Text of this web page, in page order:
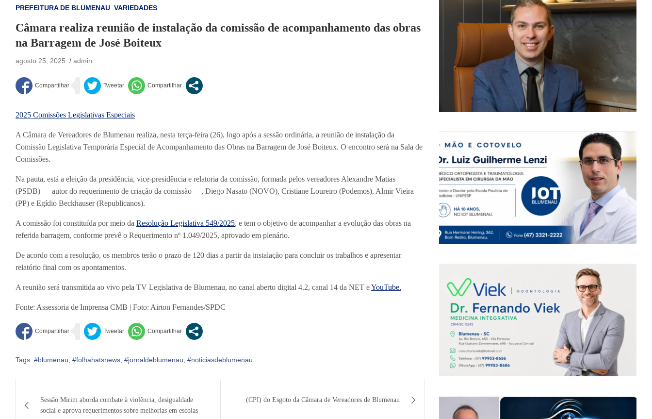
PREFEITURA DE BLUMENAU VARIEDADES
Câmara realiza reunião de instalação da comissão de acompanhamento das obras
na Barragem de José Boiteux
agosto 25, 2025 admin
2025 Comissões Legislativas Especiais
A Câmara de Vereadores de Blumenau realiza, nesta terça-feira (26), logo após a sessão ordinária, a reunião de instalação da
Comissão Legislativa Temporária Especial de Acompanhamento das Obras na Barragem de José Boiteux. O encontro será na Sala de
Comissões.
Na pauta, está a eleição da presidência, vice-presidência e relatoria da comissão, formada pelos vereadores Alexandre Matias
(PSDB) — autor do requerimento de criação da comissão —, Diego Nasato (NOVO), Cristiane Loureiro (Podemos), Almir Vieira
(PP) e Egídio Beckhauser (Republicanos).
A comissão foi constituída por meio da Resolução Legislativa 549/2025, e tem o objetivo de acompanhar a evolução das obras na
referida barragem, conforme prevê o Requerimento nº 1.049/2025, aprovado em plenário.
De acordo com a resolução, os membros terão o prazo de 120 dias a partir da instalação para concluir os trabalhos e apresentar
relatório final com os apontamentos.
A reunião será transmitida ao vivo pela TV Legislativa de Blumenau, no canal aberto digital 4.2, canal 14 da NET eYouTube.
Fonte: Assessoria de Imprensa CMB | Foto: Airton Fernandes/SPDC
Tags: #blumenau #folhahatsnews #jornaldeblumenau #noticiasdeblumenau
de
Sessão Mirim aborda combate à violência, desigualdade
social e aprova requerimentos sobre melhorias em escolas
(CPI) do Esgoto da Câmara de Vereadores de Blumenau